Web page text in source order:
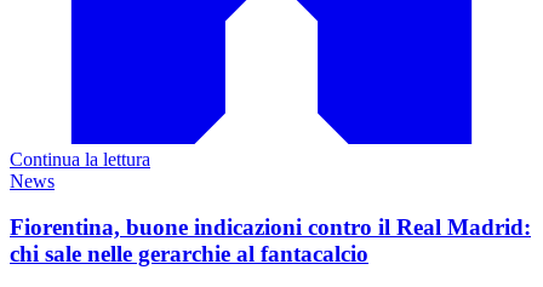
Continua la lettura
News
Fiorentina, buone indicazioni contro il Real Madrid:
chi sale nelle gerarchie al fantacalcio